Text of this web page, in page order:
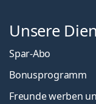
Unsere
Spar-Abo
Bonusprogramm
Freunde werben